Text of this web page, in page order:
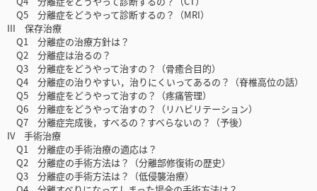
Q5 分離症をどうやって診断するの？（MRI）
III 保存治療
Q1 分離症の治療方針は？
Q2 分離症は治るの？
Q3 分離症をどうやって治すの？（骨癒合目的）
Q4 分離症の治りやすい，治りにくいってあるの？（脊椎高位の話）
Q5 分離症をどうやって治すの？（疼痛管理）
Q6 分離症をどうやって治すの？（リハビリテーション）
Q7 分離症完成後，すべるの？すべらないの？（予後）
IV 手術治療
Q1 分離症の手術治療の適応は？
Q2 分離症の手術方法は？（分離部修復術の歴史）
Q3 分離症の手術方法は？（低侵襲治療）